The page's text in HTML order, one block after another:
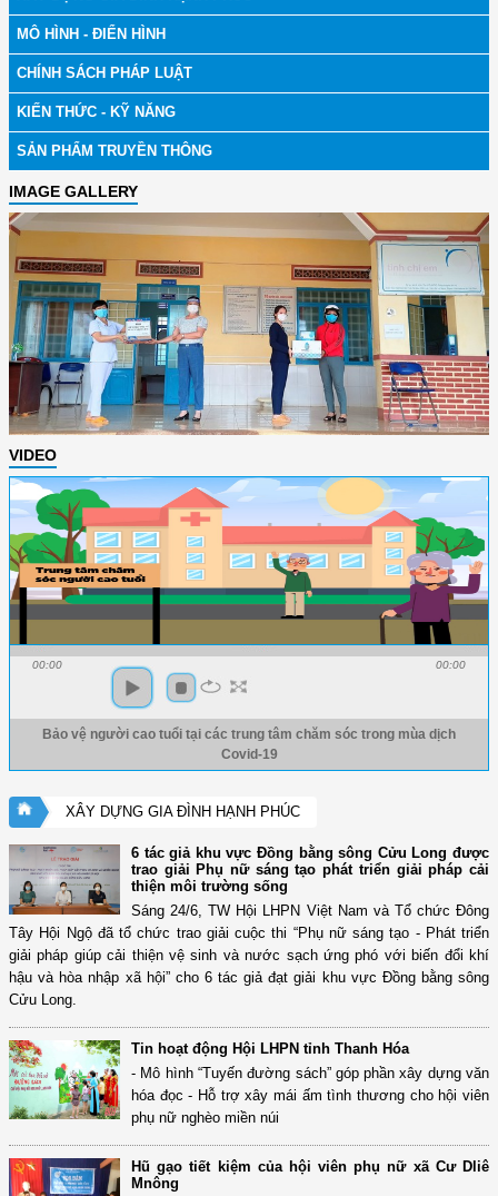
MÔ HÌNH - ĐIỂN HÌNH
CHÍNH SÁCH PHÁP LUẬT
KIẾN THỨC - KỸ NĂNG
SẢN PHẨM TRUYỀN THÔNG
IMAGE GALLERY
VIDEO
00:00 00:00
Bảo vệ người cao tuổi tại các trung tâm chăm sóc trong mùa dịch
Covid-19
XÂY DỰNG GIA ĐÌNH HẠNH PHÚC
6 tác giả khu vực Đồng bằng sông Cửu Long được
trao giải Phụ nữ sáng tạo phát triển giải pháp cải
thiện môi trường sống
Sáng 24/6, TW Hội LHPN Việt Nam và Tổ chức Đông
Tây Hội Ngộ đã tổ chức trao giải cuộc thi “Phụ nữ sáng tạo - Phát triển
giải pháp giúp cải thiện vệ sinh và nước sạch ứng phó với biến đổi khí
hậu và hòa nhập xã hội” cho 6 tác giả đạt giải khu vực Đồng bằng sông
Cửu Long.
Tin hoạt động Hội LHPN tỉnh Thanh Hóa
- Mô hình “Tuyến đường sách” góp phần xây dựng văn
hóa đọc - Hỗ trợ xây mái ấm tình thương cho hội viên
phụ nữ nghèo miền núi
Hũ gạo tiết kiệm của hội viên phụ nữ xã Cư Dliê
Mnông